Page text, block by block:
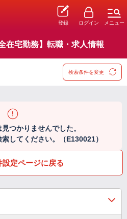
登録 ログイン メニュー
在宅勤務】転職・求人情報
検索条件を変更
つかりませんでした。
してください。（E130021）
設定ページに戻る